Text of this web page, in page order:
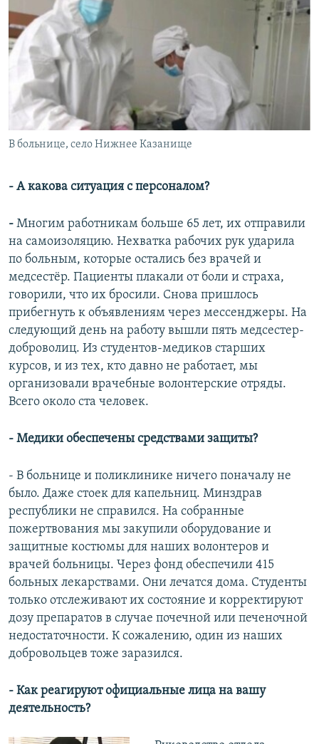
В больнице, село Нижнее Казанище
- А какова ситуация с персоналом?
- Многим работникам больше 65 лет, их отправили
на самоизоляцию. Нехватка рабочих рук ударила
по больным, которые остались без врачей и
медсестёр. Пациенты плакали от боли и страха,
говорили, что их бросили. Снова пришлось
прибегнуть к объявлениям через мессенджеры. На
следующий день на работу вышли пять медсестер-
доброволиц. Из студентов-медиков старших
курсов, и из тех, кто давно не работает, мы
организовали врачебные волонтерские отряды.
Всего около ста человек.
- Медики обеспечены средствами защиты?
- В больнице и поликлинике ничего поначалу не
было. Даже стоек для капельниц. Минздрав
республики не справился. На собранные
пожертвования мы закупили оборудование и
защитные костюмы для наших волонтеров и
врачей больницы. Через фонд обеспечили 415
больных лекарствами. Они лечатся дома. Студенты
только отслеживают их состояние и корректируют
дозу препаратов в случае почечной или печеночной
недостаточности. К сожалению, один из наших
добровольцев тоже заразился.
- Как реагируют официальные лица на вашу
деятельность?